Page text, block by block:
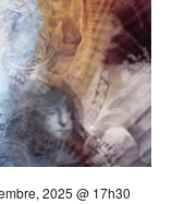
2025 @ 17h30